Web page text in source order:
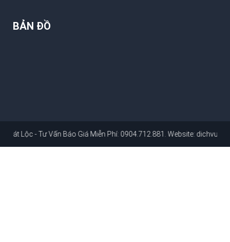
BẢN ĐỒ
Vấn Báo Giá Miễn Phí: 0904.712.881. Website: